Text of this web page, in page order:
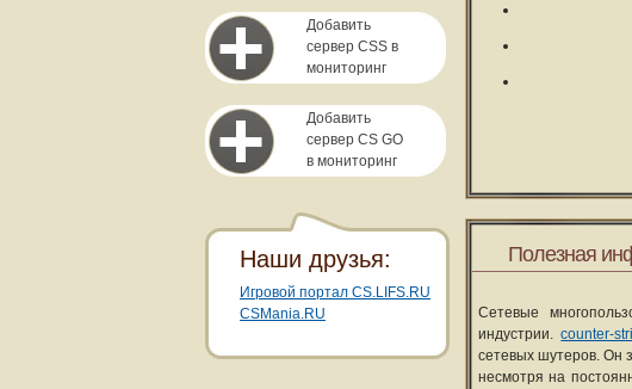
Добавить
сервер CSS в
мониторинг
Добавить
сервер CS GO
в мониторинг
Полезная
Сетевые
индустрии.counter-
сетевых шутеров. Он
несмотря на
Наши друзья:
Игровой портал CS.LIFS.RU
CSMania.RU